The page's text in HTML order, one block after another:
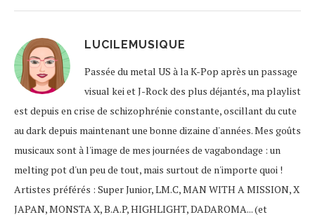
LUCILEMUSIQUE
Passée du metal US à la K-Pop après un passage
visual kei et J-Rock des plus déjantés, ma playlist
est depuis en crise de schizophrénie constante, oscillant du cute
au dark depuis maintenant une bonne dizaine d'années. Mes goûts
musicaux sont à l'image de mes journées de vagabondage : un
melting pot d'un peu de tout, mais surtout de n'importe quoi !
Artistes préférés : Super Junior, LM.C, MAN WITH A MISSION, X
JAPAN, MONSTA X, B.A.P, HIGHLIGHT, DADAROMA... (et